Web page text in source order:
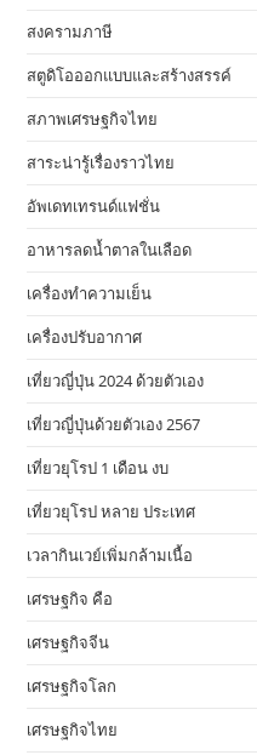
สงครามภาษี
สตูดิโอออกแบบและสร้างสรรค์
สภาพเศรษฐกิจไทย
สาระน่ารู้เรื่องราวไทย
อัพเดทเทรนด์แฟชั่น
อาหารลดน้ำตาลในเลือด
เครื่องทำความเย็น
เครื่องปรับอากาศ
เที่ยวญี่ปุ่น 2024 ด้วยตัวเอง
เที่ยวญี่ปุ่นด้วยตัวเอง 2567
เที่ยวยุโรป 1 เดือน งบ
เที่ยวยุโรป หลาย ประเทศ
เวลากินเวย์เพิ่มกล้ามเนื้อ
เศรษฐกิจ คือ
เศรษฐกิจจีน
เศรษฐกิจโลก
เศรษฐกิจไทย